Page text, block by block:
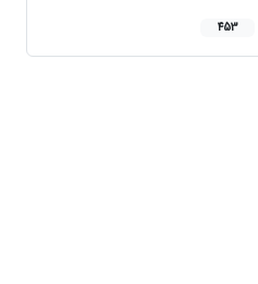
453